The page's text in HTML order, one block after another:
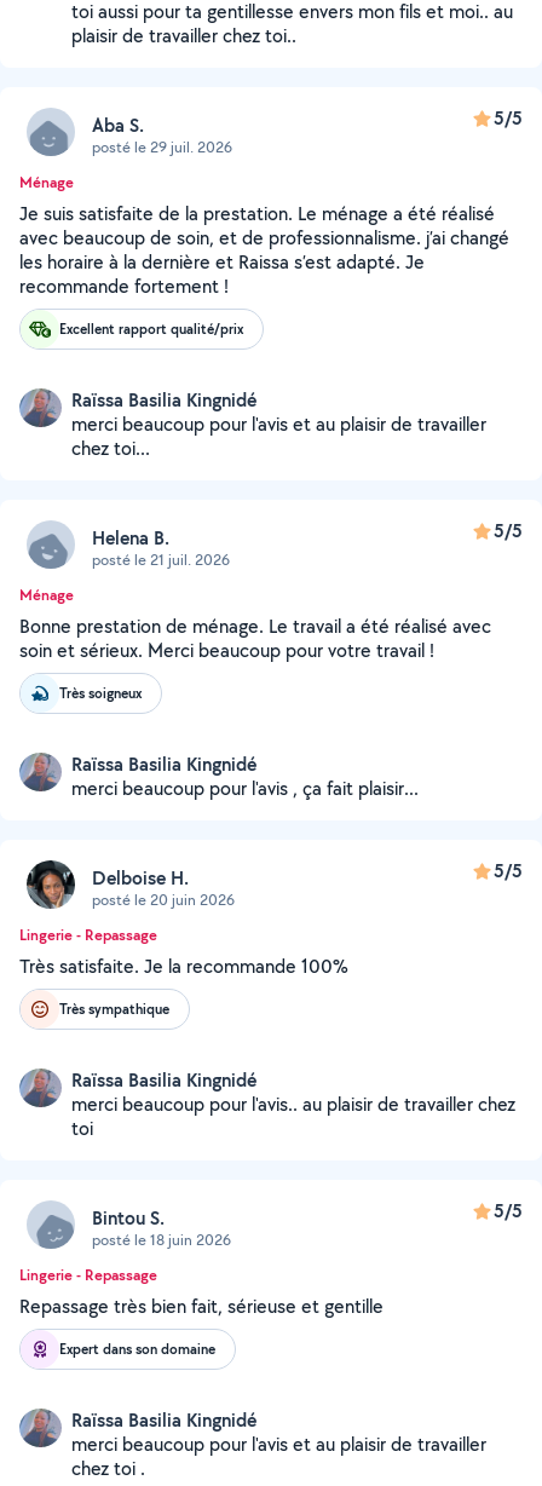
toi aussi pour ta gentillesse envers mon fils et moi.. au
plaisir de travailler chez toi..
Aba S.
posté le 29 juil. 2026
5/5
Ménage
Je suis satisfaite de la prestation. Le ménage a été réalisé
avec beaucoup de soin, et de professionnalisme. j’ai changé
les horaire à la dernière et Raissa s’est adapté. Je
recommande fortement !
Excellent rapport qualité/prix
Raïssa Basilia Kingnidé
merci beaucoup pour l'avis et au plaisir de travailler
chez toi...
Helena B.
posté le 21 juil. 2026
5/5
Ménage
Bonne prestation de ménage. Le travail a été réalisé avec
soin et sérieux. Merci beaucoup pour votre travail !
Très soigneux
Raïssa Basilia Kingnidé
merci beaucoup pour l'avis , ça fait plaisir...
Delboise H.
posté le 20 juin 2026
5/5
Lingerie - Repassage
Très satisfaite. Je la recommande 100%
Très sympathique
Raïssa Basilia Kingnidé
merci beaucoup pour l'avis.. au plaisir de travailler chez
toi
Bintou S.
posté le 18 juin 2026
5/5
Lingerie - Repassage
Repassage très bien fait, sérieuse et gentille
Expert dans son domaine
Raïssa Basilia Kingnidé
merci beaucoup pour l'avis et au plaisir de travailler
chez toi .